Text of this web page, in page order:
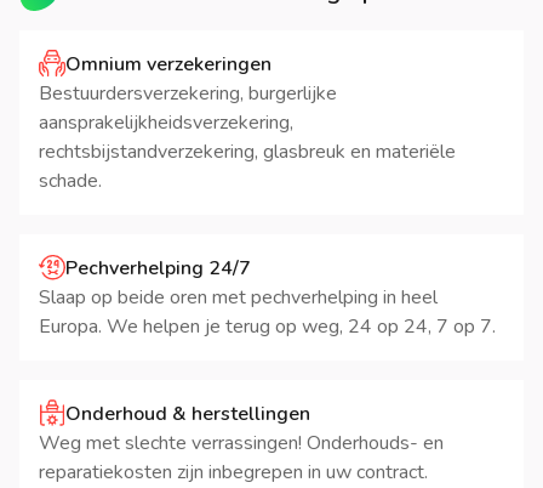
Omnium verzekeringen
Bestuurdersverzekering, burgerlijke
aansprakelijkheidsverzekering,
rechtsbijstandverzekering, glasbreuk en materiële
schade.
Pechverhelping 24/7
Slaap op beide oren met pechverhelping in heel
Europa. We helpen je terug op weg, 24 op 24, 7 op 7.
Onderhoud & herstellingen
Weg met slechte verrassingen! Onderhouds- en
reparatiekosten zijn inbegrepen in uw contract.